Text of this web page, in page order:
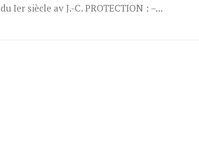
du Ier siècle av J.-C. PROTECTION : –...